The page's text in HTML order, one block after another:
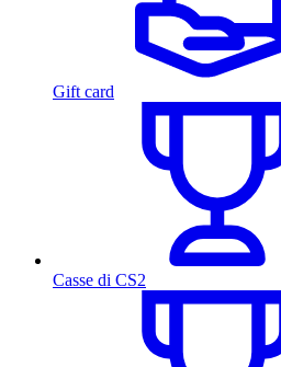
Gift card
Casse di CS2